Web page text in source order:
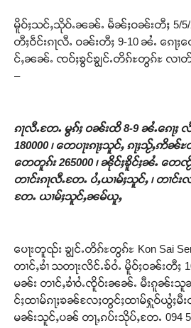
Support
တႃႇႁႂ်ႈသဵင်ၵၢင်ၸႂ်ၵူၼ်းမိူင်း ၵူႈ
တ်ႇ တူဝ်ႈလုမ်ႈၾႃႉၼၼ်ႉ ၶဝ်ႈႁူ
ဝ်ႇၽူႈတွႆႇႁွၵ်ႈ လႆႈယူႇၶႃ
Donate Now
မိူဝ်ႈသင်ႇသိုဝ်ႉၼၼ်ႉ မႅၼ်ႈဝၼ်းတီႈ 5/5/
တီႈဝဵင်းၵႃလီႉ ဝၼ်းတီႈ 9-10 ၼႆႉ ၵေ
င်ႇၼၼ်ႉ ၸဝ်ႈၶွင်ၶျွင်ႉတိၵ်ႊတွၵ်ႊ လၢ
–
ၵႃလီႉတႄႉ မွၵ်ႈ ဝၼ်းထိ 8-9 ၼႆႉၵေႃႈ
180000 ၊ တေပႃးၵႃႈသူင်ႇ ၵႃႈသႂ်ႇ
တေတူၵ်း 265000 ၊ ၼိုင်ႈၶိူင်ႈၼႆႉ တေ
တၢင်းၵႃလီႉတႄႉ ပႆႇယၢမ်ႈသူင်ႇ ၊ တၢင်
တႄႉ ယၢမ်ႈသူင်ႇၼမ်ယူႇ
ပေႃးတူၺ်း ၶျွင်ႉတိၵ်ႊတွၵ်ႊ Kon Sai
တၢင်ႇၶၢႆ သတႃးလိင်ႉၶ်ဝႆႉ မိူဝ်ႈဝၼ်းတီႈ
မၼ်း တၢင်ႇၶၢႆဝႆႉၸိူဝ်းၼၼ်ႉ မီးၵူၼ်း
င်ႈထၢမ်ၵႃႈၶၼ်လႄႈတွင်ႈထၢမ်ႁူဝ်ယွႆႈ
မၼ်းသူင်ႇပၼ် တႃႇၵပ်းသိုပ်ႇတႄႉ 094